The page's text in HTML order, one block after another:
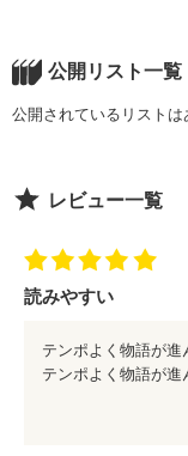
※1ページ完結の超短
今回は、ほーんの少
はずだったーー
公開リスト一覧
公開されているリストは
レビュー一覧
読みやすい
テンポよく物語が進
登場人物の動きや